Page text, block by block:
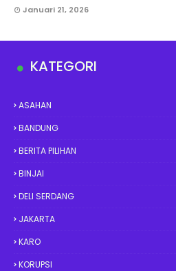
Januari 21, 2026
KATEGORI
ASAHAN
BANDUNG
BERITA PILIHAN
BINJAI
DELI SERDANG
JAKARTA
KARO
KORUPSI